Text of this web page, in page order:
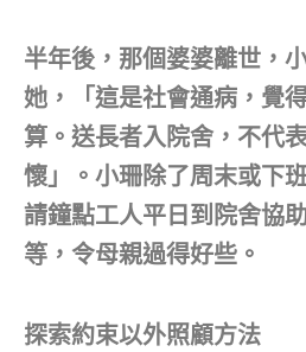
半年後，那個婆婆離世，
她，「這是社會通病，覺
算。送長者入院舍，不代
懷」。小珊除了周末或下
請鐘點工人平日到院舍協
等，令母親過得好些。
探索約束以外照顧方法